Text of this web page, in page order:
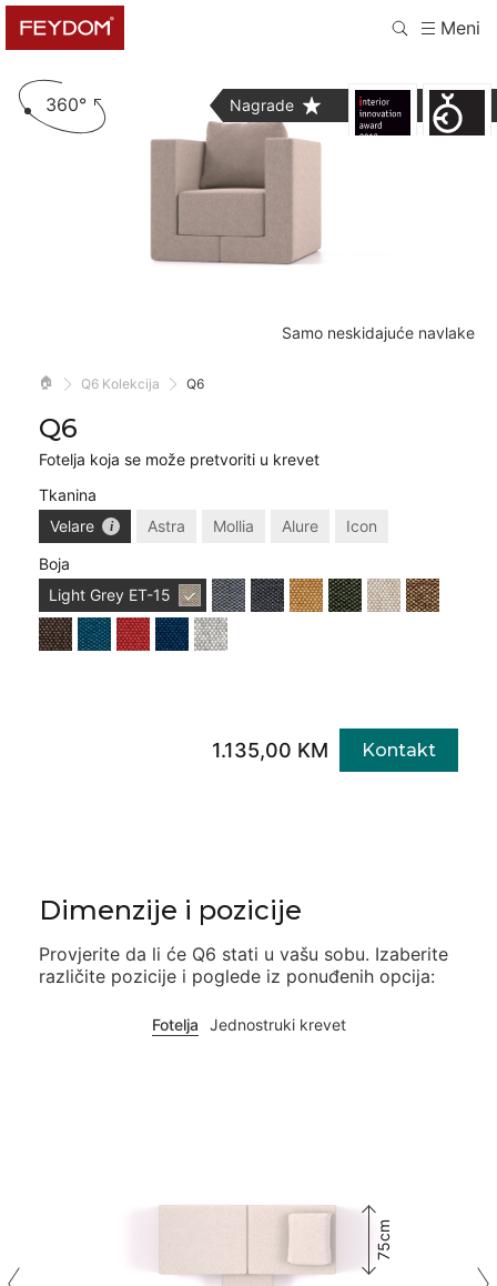
Meni
Samo neskidajuće navlake
360° Nagrade
🏠 Q6 Kolekcija Q6
Q6
Fotelja koja se može pretvoriti u krevet
Tkanina
Velare
Astra Mollia Alure
Icon
Boja
Light Grey ET-15
1.135,00 KM Kontakt
Dimenzije i pozicije
Provjerite da li će Q6 stati u vašu sobu. Izaberite
različite pozicije i poglede iz ponuđenih opcija:
Fotelja Jednostruki krevet
75cm